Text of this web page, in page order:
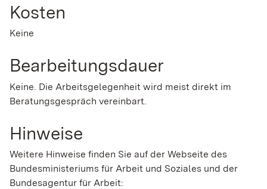
Kosten
Keine
Bearbeitungsdauer
Keine. Die Arbeitsgelegenheit wird meist direkt im
Beratungsgespräch vereinbart.
Hinweise
Weitere Hinweise finden Sie auf der Webseite des
Bundesministeriums für Arbeit und Soziales und der
Bundesagentur für Arbeit: